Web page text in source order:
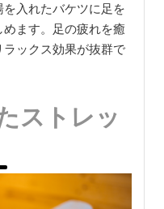
入れたバケツに足を
ます。足の疲れを癒
ックス効果が抜群で
ストレッ